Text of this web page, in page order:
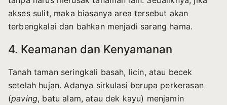
akses sulit, maka biasanya area tersebut akan
terbengkalai dan bahkan menjadi sarang hama.
4. Keamanan dan Kenyamanan
Tanah taman seringkali basah, licin, atau becek
setelah hujan. Adanya sirkulasi berupa perkerasan
(paving, batu alam, atau dek kayu) menjamin